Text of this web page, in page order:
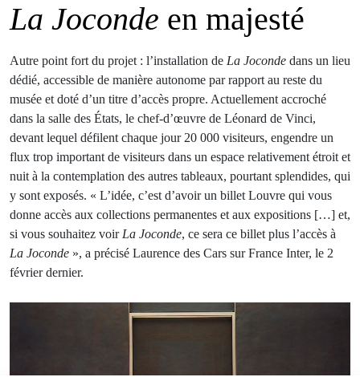
La Joconde en majesté
Autre point fort du projet : l’installation de La Joconde dans un lieu
dédié, accessible de manière autonome par rapport au reste du
musée et doté d’un titre d’accès propre. Actuellement accroché
dans la salle des États, le chef-d’œuvre de Léonard de Vinci,
devant lequel défilent chaque jour 20 000 visiteurs, engendre un
flux trop important de visiteurs dans un espace relativement étroit et
nuit à la contemplation des autres tableaux, pourtant splendides, qui
y sont exposés. « L’idée, c’est d’avoir un billet Louvre qui vous
donne accès aux collections permanentes et aux expositions […] et,
si vous souhaitez voirLa Joconde, ce sera ce billet plus l’accès à
La Joconde », a précisé Laurence des Cars sur France Inter, le 2
février dernier.